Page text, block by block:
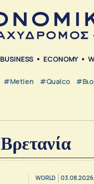
BUSINESS ECONOMY
#metlen #Qualco
Βρετανία
WORLD